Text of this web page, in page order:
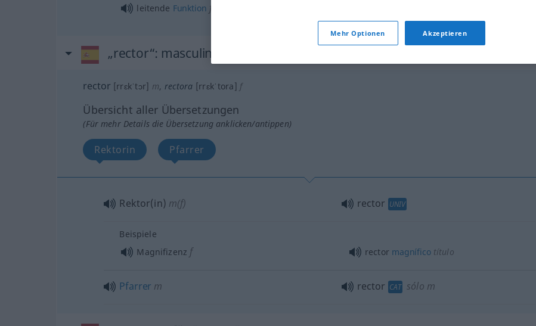
leitende Funktion f
„rector“: masculino
rector [rrɛkˈtɔr] m, rectora [rrɛkˈtora] f
Übersicht aller Übersetzungen
(Für mehr Details die Übersetzung anklicken/antippen)
Rektorin Pfarrer
Rektor(in) m(f) rector UNIV
Beispiele
Magnifizenz f rector magnífico título
Pfarrer m rector CAT sólo m
Mehr Optionen Akzeptieren